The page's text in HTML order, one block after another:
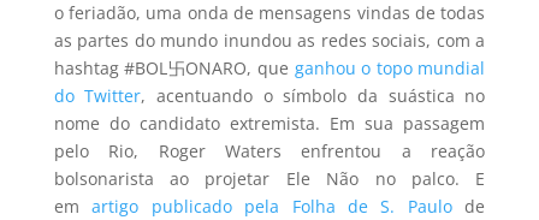
o feriadão, uma onda de mensagens vindas de todas
as partes do mundo inundou as redes sociais, com a
hashtag #BOL卐ONARO, que ganhou o topo mundial
do Twitter, acentuando o símbolo da suástica no
nome do candidato extremista. Em sua passagem
pelo Rio, Roger Waters enfrentou a reação
bolsonarista ao projetar Ele Não no palco. E
emartigo publicado pela Folha de S. Paulode